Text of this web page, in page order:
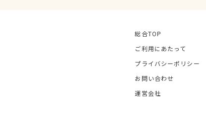
総合TOP
ご利用にあたって
プライバシーポリシー
お問い合わせ
運営会社